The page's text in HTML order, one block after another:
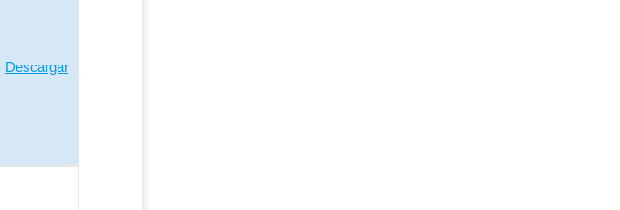
Descargar